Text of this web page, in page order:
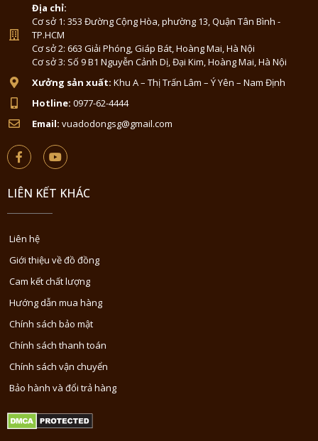
Địa chỉ:
Cơ sở 1: 353 Đường Cộng Hòa, phường 13, Quận Tân Bình -
TP.HCM
Cơ sở 2: 663 Giải Phóng, Giáp Bát, Hoàng Mai, Hà Nội
Cơ sở 3: Số 9 B1 Nguyễn Cảnh Dị, Đại Kim, Hoàng Mai, Hà Nội
Xưởng sản xuất: Khu A – Thị Trấn Lâm – Ý Yên – Nam Định
Hotline: 0977-62-4444
Email: vuadodongsg@gmail.com
LIÊN KẾT KHÁC
Liên hệ
Giới thiệu về đồ đồng
Cam kết chất lượng
Hướng dẫn mua hàng
Chính sách bảo mật
Chính sách thanh toán
Chính sách vận chuyển
Bảo hành và đổi trả hàng